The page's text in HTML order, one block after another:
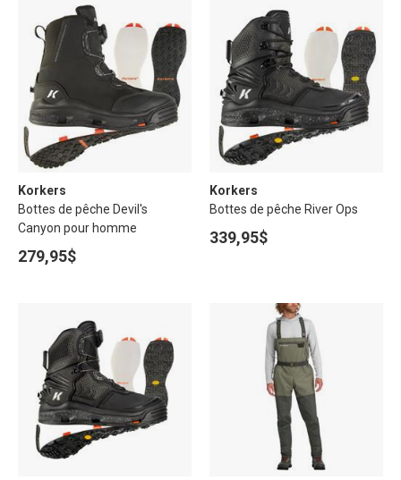
Korkers
Bottes de pêche Devil's
Canyon pour homme
279,95$
Korkers
Bottes de pêche River Ops
339,95$